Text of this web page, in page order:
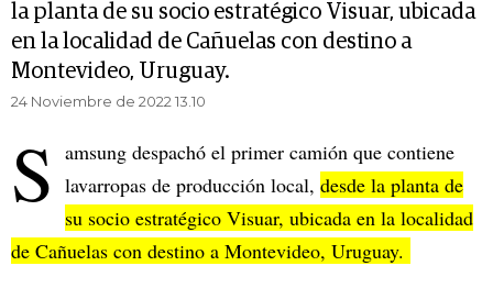
la planta de su socio estratégico Visuar, ubicada
en la localidad de Cañuelas con destino a
Montevideo, Uruguay.
24 Noviembre de 2022 13.10
S amsung despachó el primer camión que contiene
lavarropas de producción local, desde la planta de
su socio estratégico Visuar, ubicada en la localidad
de Cañuelas con destino a Montevideo, Uruguay.